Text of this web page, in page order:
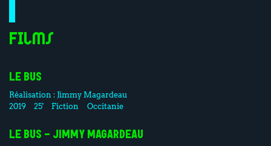
Films
LE BUS
Réalisation : Jimmy Magardeau
2019
25' Fiction Occitanie
LE BUS - JIMMY MAGARDEAU